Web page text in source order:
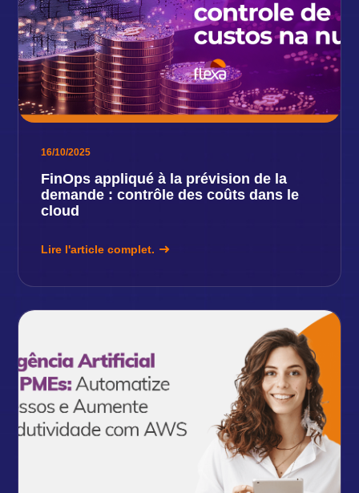
16/10/2025
FinOps appliqué à la prévision de la
demande : contrôle des coûts dans le
cloud
Lire l'article complet.